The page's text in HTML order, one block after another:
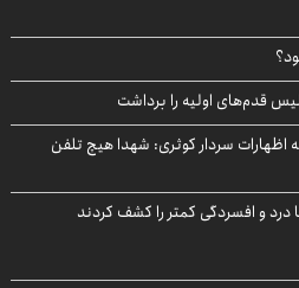
قدم‌های اولیه را برداشت
اظهارات سردار کوثری: شهدا هیچ تلفن
درد و افسردگی کمتر را کشف کردند